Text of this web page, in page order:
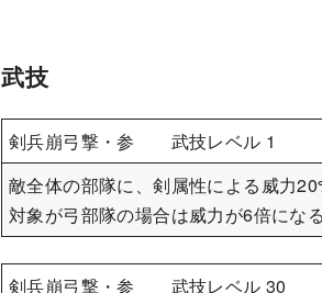
武技
剣兵崩弓撃・参 武技レベル 1
敵全体の部隊に、剣属性による威力
対象が弓部隊の場合は威力が6倍になる
剣兵崩弓撃・参 武技レベル 30